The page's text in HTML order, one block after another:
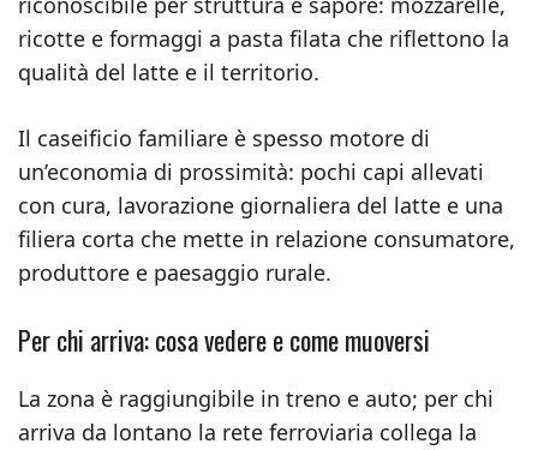
ricotte e formaggi a pasta filata che riflettono la
qualità del latte e il territorio.
Il caseificio familiare è spesso motore di
un’economia di prossimità: pochi capi allevati
con cura, lavorazione giornaliera del latte e una
filiera corta che mette in relazione consumatore,
produttore e paesaggio rurale.
Per chi arriva: cosa vedere e come muoversi
La zona è raggiungibile in treno e auto; per chi
arriva da lontano la rete ferroviaria collega la